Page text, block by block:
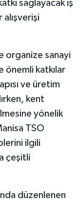
sağlayacak iş
organize sanayi
önemli katkılar
ve üretim
kent
yönelik
TSO
ilgili
çeşitli
düzenlenen